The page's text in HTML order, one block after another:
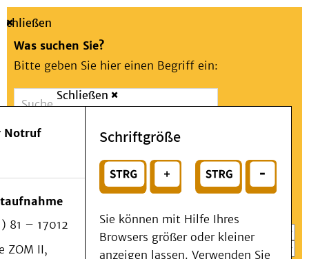
Suche
Schließen
Was suchen Sie?
Bitte geben Sie hier einen Begriff ein:
Suchen
oder
Wählen Sie ein Thema für Ihren Schnelleinstieg
Notfall
Schließen
Notruf
81 – 17012
ZOM II,
Schriftgröße
Sie können mit Hilfe Ihres
Browsers größer oder kleiner
anzeigen lassen. Verwenden Sie
Menü
Patienten & Besucher
Kliniken/Institute/Zentren
Als Patient am UKD
Beratung und Unterstützung
Veranstaltungen